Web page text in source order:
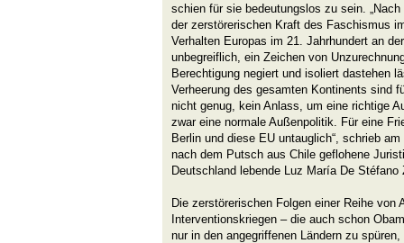
schien für sie bedeutungslos zu sein.
der zerstörerischen Kraft des Faschismus
Verhalten Europas im 21. Jahrhundert an
unbegreiflich, ein Zeichen von
Berechtigung negiert und isoliert dastehen
Verheerung des gesamten Kontinents sind
nicht genug, kein Anlass, um eine richtige
zwar eine normale Außenpolitik. Für eine
Berlin und diese EU untauglich“, schrieb
nach dem Putsch aus Chile geflohene
Deutschland lebende Luz María De Stéfano
Die zerstörerischen Folgen einer Reihe von
Interventionskriegen – die auch schon
nur in den angegriffenen Ländern zu